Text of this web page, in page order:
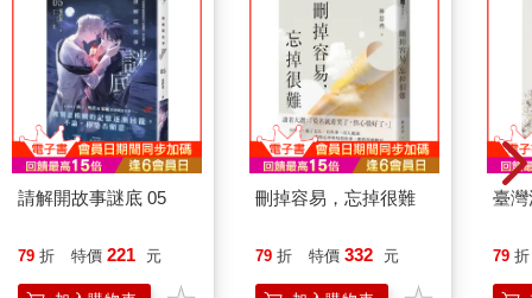
請解開故事謎底 05
79 折 特價 221 元
刪掉容易，忘掉很難
79 折 特價 332 元
臺
79 折